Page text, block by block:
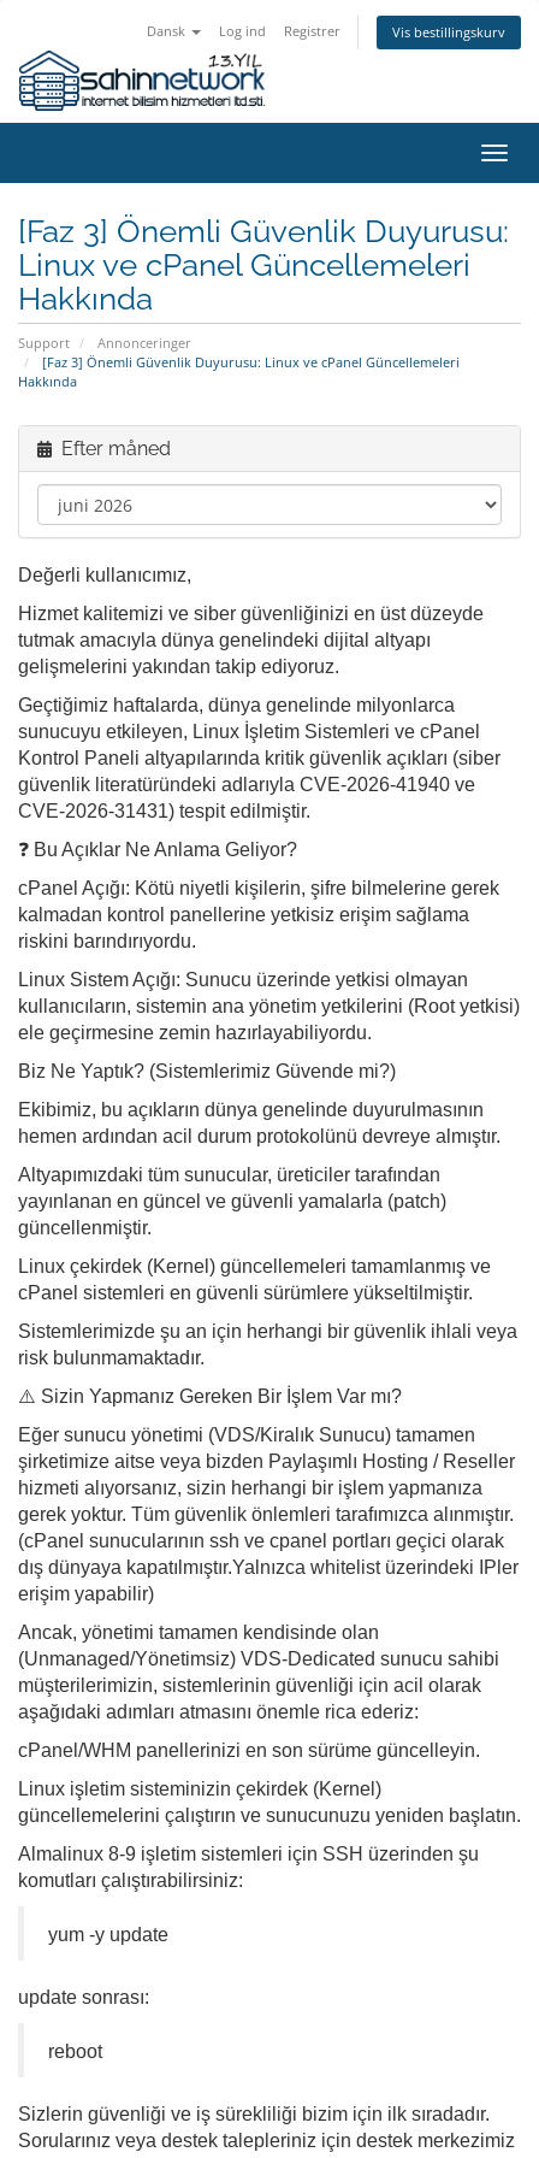
Dansk Log ind Registrer Vis bestillingskurv
Skift
[Faz 3] Önemli Güvenlik Duyurusu:
Linux ve cPanel Güncellemeleri
Hakkında
Support
Annonceringer
[Faz 3] Önemli Güvenlik Duyurusu: Linux ve cPanel Güncellemeleri
Hakkında
Efter måned
Değerli kullanıcımız,
Hizmet kalitemizi ve siber güvenliğinizi en üst düzeyde
tutmak amacıyla dünya genelindeki dijital altyapı
gelişmelerini yakından takip ediyoruz.
Geçtiğimiz haftalarda, dünya genelinde milyonlarca
sunucuyu etkileyen, Linux İşletim Sistemleri ve cPanel
Kontrol Paneli altyapılarında kritik güvenlik açıkları (siber
güvenlik literatüründeki adlarıyla CVE-2026-41940 ve
CVE-2026-31431) tespit edilmiştir.
❓ Bu Açıklar Ne Anlama Geliyor?
cPanel Açığı: Kötü niyetli kişilerin, şifre bilmelerine gerek
kalmadan kontrol panellerine yetkisiz erişim sağlama
riskini barındırıyordu.
Linux Sistem Açığı: Sunucu üzerinde yetkisi olmayan
kullanıcıların, sistemin ana yönetim yetkilerini (Root yetkisi)
ele geçirmesine zemin hazırlayabiliyordu.
Biz Ne Yaptık? (Sistemlerimiz Güvende mi?)
Ekibimiz, bu açıkların dünya genelinde duyurulmasının
hemen ardından acil durum protokolünü devreye almıştır.
Altyapımızdaki tüm sunucular, üreticiler tarafından
yayınlanan en güncel ve güvenli yamalarla (patch)
güncellenmiştir.
Linux çekirdek (Kernel) güncellemeleri tamamlanmış ve
cPanel sistemleri en güvenli sürümlere yükseltilmiştir.
Sistemlerimizde şu an için herhangi bir güvenlik ihlali veya
risk bulunmamaktadır.
⚠️ Sizin Yapmanız Gereken Bir İşlem Var mı?
Eğer sunucu yönetimi (VDS/Kiralık Sunucu) tamamen
şirketimize aitse veya bizden Paylaşımlı Hosting / Reseller
hizmeti alıyorsanız, sizin herhangi bir işlem yapmanıza
gerek yoktur. Tüm güvenlik önlemleri tarafımızca alınmıştır.
(cPanel sunucularının ssh ve cpanel portları geçici olarak
dış dünyaya kapatılmıştır.Yalnızca whitelist üzerindeki IPler
erişim yapabilir)
Ancak, yönetimi tamamen kendisinde olan
(Unmanaged/Yönetimsiz) VDS-Dedicated sunucu sahibi
müşterilerimizin, sistemlerinin güvenliği için acil olarak
aşağıdaki adımları atmasını önemle rica ederiz:
cPanel/WHM panellerinizi en son sürüme güncelleyin.
Linux işletim sisteminizin çekirdek (Kernel)
güncellemelerini çalıştırın ve sunucunuzu yeniden başlatın.
Almalinux 8-9 işletim sistemleri için SSH üzerinden şu
komutları çalıştırabilirsiniz:
yum -y update
update sonrası:
reboot
Sizlerin güvenliği ve iş sürekliliği bizim için ilk sıradadır.
Sorularınız veya destek talepleriniz için destek merkezimiz